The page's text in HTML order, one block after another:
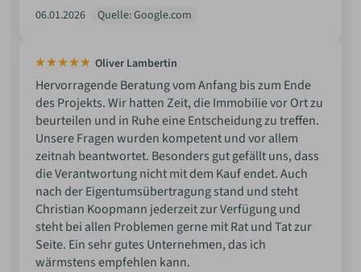
06.01.2026 Quelle: Google.com
Oliver Lambertin
Hervorragende Beratung vom Anfang bis zum Ende
des Projekts. Wir hatten Zeit, die Immobilie vor Ort zu
beurteilen und in Ruhe eine Entscheidung zu treffen.
Unsere Fragen wurden kompetent und vor allem
zeitnah beantwortet. Besonders gut gefällt uns, dass
die Verantwortung nicht mit dem Kauf endet. Auch
nach der Eigentumsübertragung stand und steht
Christian Koopmann jederzeit zur Verfügung und
steht bei allen Problemen gerne mit Rat und Tat zur
Seite. Ein sehr gutes Unternehmen, das ich
wärmstens empfehlen kann.